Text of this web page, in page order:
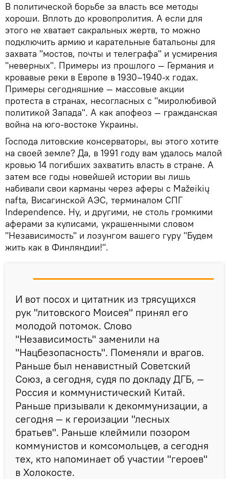
В политической борьбе за власть все методы
хороши. Вплоть до кровопролития. А если для
этого не хватает сакральных жертв, то можно
подключить армию и карательные батальоны для
захвата "мостов, почты и телеграфа" и усмирения
"неверных". Примеры из прошлого — Германия и
кровавые реки в Европе в 1930–1940-х годах.
Примеры сегодняшние — массовые акции
протеста в странах, несогласных с "миролюбивой
политикой Запада". А как апофеоз — гражданская
война на юго-востоке Украины.
Господа литовские консерваторы, вы этого хотите
на своей земле? Да, в 1991 году вам удалось малой
кровью 14 погибших захватить власть в стране. А
затем все годы новейшей истории вы лишь
набивали свои карманы через аферы с Mažeikių
nafta, Висагинской АЭС, терминалом СПГ
Independence. Ну, и другими, не столь громкими
аферами за кулисами, украшенными словом
"Независимость" и лозунгом вашего гуру "Будем
жить как в Финляндии!".
И вот посох и цитатник из трясущихся
рук "литовского Моисея" принял его
молодой потомок. Слово
"Независимость" заменили на
"Нацбезопасность". Поменяли и врагов.
Раньше был ненавистный Советский
Союз, а сегодня, судя по докладу ДГБ, —
Россия и коммунистический Китай.
Раньше призывали к декоммунизации, а
сегодня — к героизации "лесных
братьев". Раньше клеймили позором
коммунистов и комсомольцев, а сегодня
тех, кто напоминает об участии "героев"
в Холокосте.